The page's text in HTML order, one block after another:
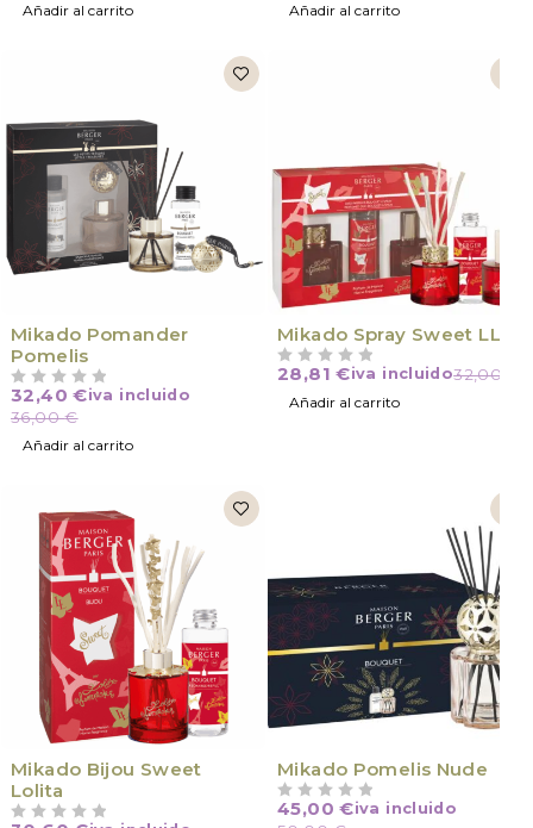
Añadir al carrito
Añadir al carrito
Mikado Pomander
Pomelis
36,00€
32,40€iva incluido
Añadir al carrito
Mikado Spray Sweet LL
32,00
28,81€iva incluido
Añadir al carrito
Mikado Bijou Sweet
Lolita
Mikado Pomelis Nude
45,00€iva incluido